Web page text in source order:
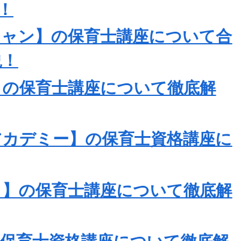
ン】の保育士講座について合
保育士講座について徹底解
デミー】の保育士資格講座に
の保育士講座について徹底解